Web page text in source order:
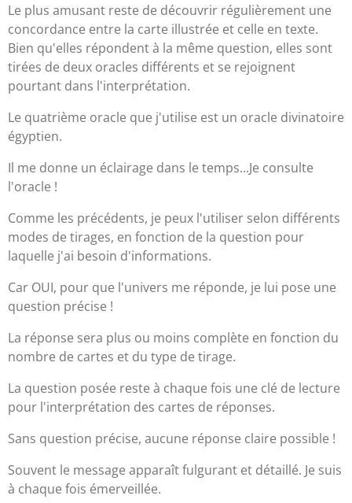
Le plus amusant reste de découvrir régulièrement une
concordance entre la carte illustrée et celle en texte.
Bien qu'elles répondent à la même question, elles sont
tirées de deux oracles différents et se rejoignent
pourtant dans l'interprétation.
Le quatrième oracle que j'utilise est un oracle divinatoire
égyptien.
Il me donne un éclairage dans le temps...Je consulte
l'oracle !
Comme les précédents, je peux l'utiliser selon différents
modes de tirages, en fonction de la question pour
laquelle j'ai besoin d'informations.
Car OUI, pour que l'univers me réponde, je lui pose une
question précise !
La réponse sera plus ou moins complète en fonction du
nombre de cartes et du type de tirage.
La question posée reste à chaque fois une clé de lecture
pour l'interprétation des cartes de réponses.
Sans question précise, aucune réponse claire possible !
Souvent le message apparaît fulgurant et détaillé. Je suis
à chaque fois émerveillée.